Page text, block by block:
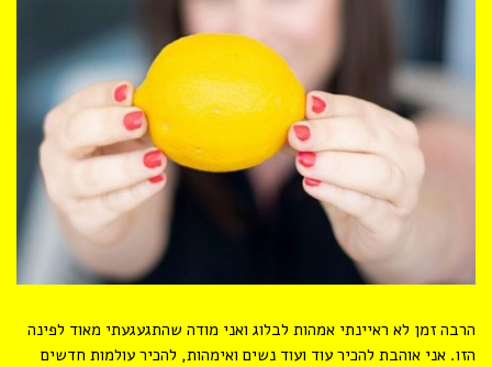
הרבה זמן לא ראיינתי אמהות לבלוג ואני מודה שהתגעגעתי מאוד לפינה
הזו. אני אוהבת להכיר עוד ועוד נשים ואימהות, להכיר עולמות חדשים